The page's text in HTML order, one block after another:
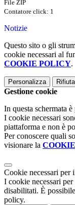
File ZIP
Contatore click: 1
Notizie
Questo sito o gli
cookie necessari al
COOKIE POLICY.
Personalizza
Gestione cookie
In questa schermata
I cookie necessari
piattaforma e non è
Per conoscere quali
visionare la
Cookie necessari per
I cookie necessari
disabilitati. È
policy.